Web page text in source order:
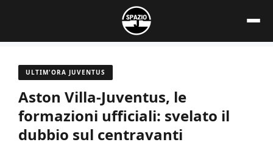
contenuto
ULTIM'ORA JUVENTUS
Aston Villa-Juventus, le
formazioni ufficiali: svelato il
dubbio sul centravanti